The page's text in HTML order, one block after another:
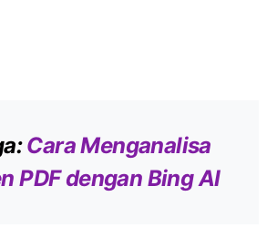
Cara Menganalisa
PDF dengan Bing AI